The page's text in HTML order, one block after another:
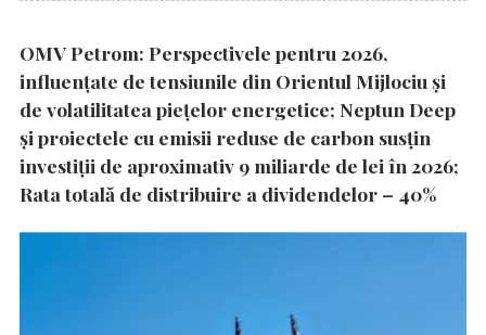
OMV Petrom: Perspectivele pentru 2026,
influențate de tensiunile din Orientul Mijlociu și
de volatilitatea piețelor energetice; Neptun Deep
și proiectele cu emisii reduse de carbon susțin
investiții de aproximativ 9 miliarde de lei în 2026;
Rata totală de distribuire a dividendelor – 40%